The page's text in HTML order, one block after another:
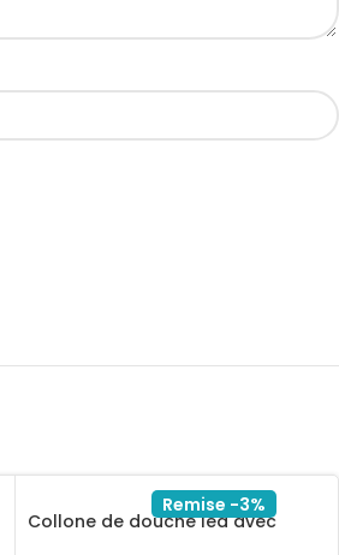
Remise -3%
Collone de douche led avec